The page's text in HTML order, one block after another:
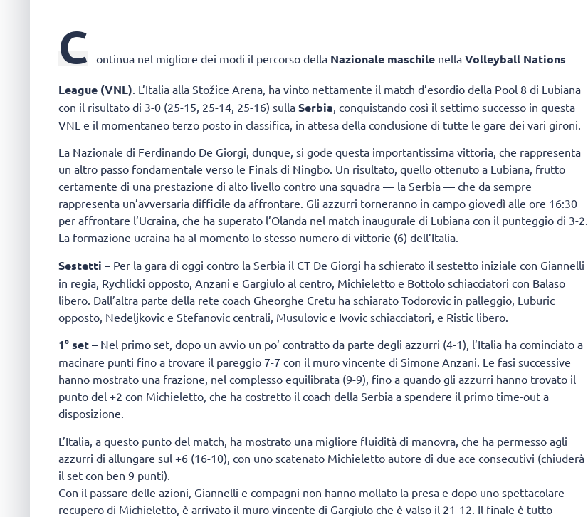
C ontinua nel migliore dei modi il percorso della Nazionale maschile nella Volleyball Nations
League (VNL) . L’Italia alla Stožice Arena, ha vinto nettamente il match d’esordio della Pool 8 di Lubiana
con il risultato di 3-0 (25-15, 25-14, 25-16) sulla Serbia , conquistando così il settimo successo in questa
VNL e il momentaneo terzo posto in classifica, in attesa della conclusione di tutte le gare dei vari gironi.
La Nazionale di Ferdinando De Giorgi, dunque, si gode questa importantissima vittoria, che rappresenta
un altro passo fondamentale verso le Finals di Ningbo. Un risultato, quello ottenuto a Lubiana, frutto
certamente di una prestazione di alto livello contro una squadra — la Serbia — che da sempre
rappresenta un’avversaria difficile da affrontare. Gli azzurri torneranno in campo giovedì alle ore 16:30
per affrontare l’Ucraina, che ha superato l’Olanda nel match inaugurale di Lubiana con il punteggio di 3-2.
La formazione ucraina ha al momento lo stesso numero di vittorie (6) dell’Italia.
Sestetti – Per la gara di oggi contro la Serbia il CT De Giorgi ha schierato il sestetto iniziale con Giannelli
in regia, Rychlicki opposto, Anzani e Gargiulo al centro, Michieletto e Bottolo schiacciatori con Balaso
libero. Dall’altra parte della rete coach Gheorghe Cretu ha schiarato Todorovic in palleggio, Luburic
opposto, Nedeljkovic e Stefanovic centrali, Musulovic e Ivovic schiacciatori, e Ristic libero.
1° set – Nel primo set, dopo un avvio un po’ contratto da parte degli azzurri (4-1), l’Italia ha cominciato a
macinare punti fino a trovare il pareggio 7-7 con il muro vincente di Simone Anzani. Le fasi successive
hanno mostrato una frazione, nel complesso equilibrata (9-9), fino a quando gli azzurri hanno trovato il
punto del +2 con Michieletto, che ha costretto il coach della Serbia a spendere il primo time-out a
disposizione.
L’Italia, a questo punto del match, ha mostrato una migliore fluidità di manovra, che ha permesso agli
azzurri di allungare sul +6 (16-10), con uno scatenato Michieletto autore di due ace consecutivi (chiuderà
il set con ben 9 punti).
Con il passare delle azioni, Giannelli e compagni non hanno mollato la presa e dopo uno spettacolare
recupero di Michieletto, è arrivato il muro vincente di Gargiulo che è valso il 21-12. Il finale è tutto